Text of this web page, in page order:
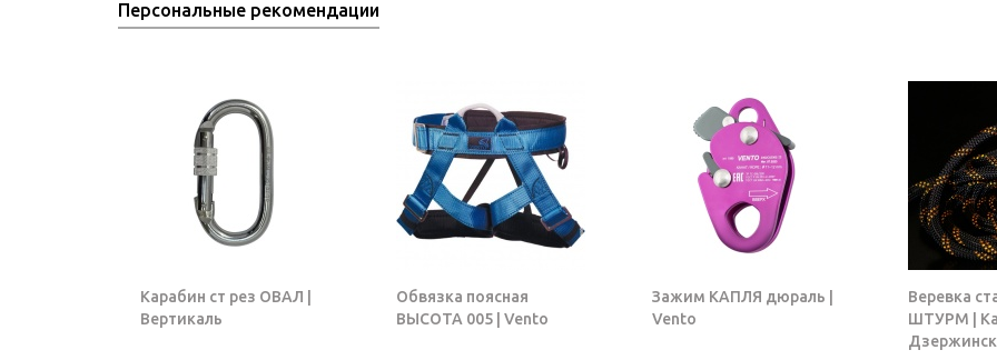
Персональные рекомендации
Карабин ст рез ОВАЛ |
Вертикаль
Обвязка поясная
ВЫСОТА 005 | Vento
Зажим КАПЛЯ дюраль |
Vento
Веревка
ШТУРМ |
Дзержинск